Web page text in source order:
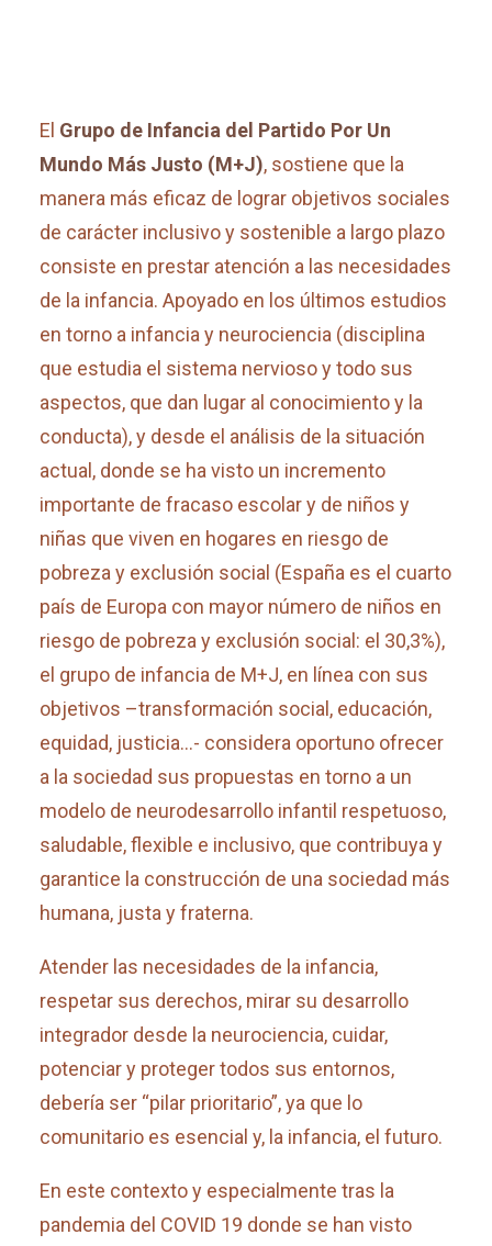
El Grupo de Infancia del Partido Por Un
Mundo Más Justo (M+J), sostiene que la
manera más eficaz de lograr objetivos sociales
de carácter inclusivo y sostenible a largo plazo
consiste en prestar atención a las necesidades
de la infancia. Apoyado en los últimos estudios
en torno a infancia y neurociencia (disciplina
que estudia el sistema nervioso y todo sus
aspectos, que dan lugar al conocimiento y la
conducta), y desde el análisis de la situación
actual, donde se ha visto un incremento
importante de fracaso escolar y de niños y
niñas que viven en hogares en riesgo de
pobreza y exclusión social (España es el cuarto
país de Europa con mayor número de niños en
riesgo de pobreza y exclusión social: el 30,3%),
el grupo de infancia de M+J, en línea con sus
objetivos –transformación social, educación,
equidad, justicia…- considera oportuno ofrecer
a la sociedad sus propuestas en torno a un
modelo de neurodesarrollo infantil respetuoso,
saludable, flexible e inclusivo, que contribuya y
garantice la construcción de una sociedad más
humana, justa y fraterna.
Atender las necesidades de la infancia,
respetar sus derechos, mirar su desarrollo
integrador desde la neurociencia, cuidar,
potenciar y proteger todos sus entornos,
debería ser “pilar prioritario”, ya que lo
comunitario es esencial y, la infancia, el futuro.
En este contexto y especialmente tras la
pandemia del COVID 19 donde se han visto